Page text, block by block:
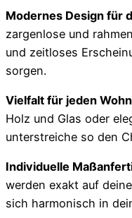
Modernes Design für
zargenlose und
und zeitloses
sorgen.
Vielfalt für jeden
Holz und Glas oder
unterstreiche so den
Individuelle
werden exakt auf
sich harmonisch in